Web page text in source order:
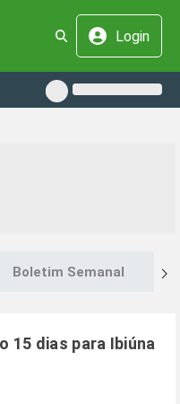
Login
Boletim Semanal
15 dias para Ibiúna